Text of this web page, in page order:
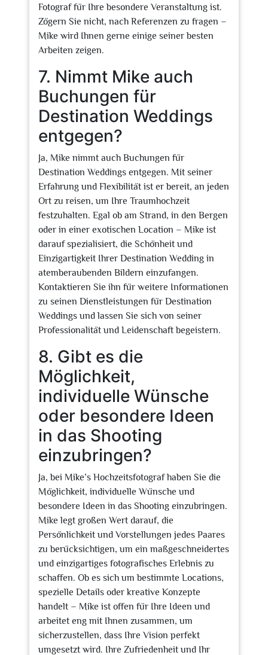
Fotograf für Ihre besondere Veranstaltung ist.
Zögern Sie nicht, nach Referenzen zu fragen –
Mike wird Ihnen gerne einige seiner besten
Arbeiten zeigen.
7. Nimmt Mike auch
Buchungen für
Destination Weddings
entgegen?
Ja, Mike nimmt auch Buchungen für
Destination Weddings entgegen. Mit seiner
Erfahrung und Flexibilität ist er bereit, an jeden
Ort zu reisen, um Ihre Traumhochzeit
festzuhalten. Egal ob am Strand, in den Bergen
oder in einer exotischen Location – Mike ist
darauf spezialisiert, die Schönheit und
Einzigartigkeit Ihrer Destination Wedding in
atemberaubenden Bildern einzufangen.
Kontaktieren Sie ihn für weitere Informationen
zu seinen Dienstleistungen für Destination
Weddings und lassen Sie sich von seiner
Professionalität und Leidenschaft begeistern.
8. Gibt es die
Möglichkeit,
individuelle Wünsche
oder besondere Ideen
in das Shooting
einzubringen?
Ja, bei Mike’s Hochzeitsfotograf haben Sie die
Möglichkeit, individuelle Wünsche und
besondere Ideen in das Shooting einzubringen.
Mike legt großen Wert darauf, die
Persönlichkeit und Vorstellungen jedes Paares
zu berücksichtigen, um ein maßgeschneidertes
und einzigartiges fotografisches Erlebnis zu
schaffen. Ob es sich um bestimmte Locations,
spezielle Details oder kreative Konzepte
handelt – Mike ist offen für Ihre Ideen und
arbeitet eng mit Ihnen zusammen, um
sicherzustellen, dass Ihre Vision perfekt
umgesetzt wird. Ihre Zufriedenheit und Ihr